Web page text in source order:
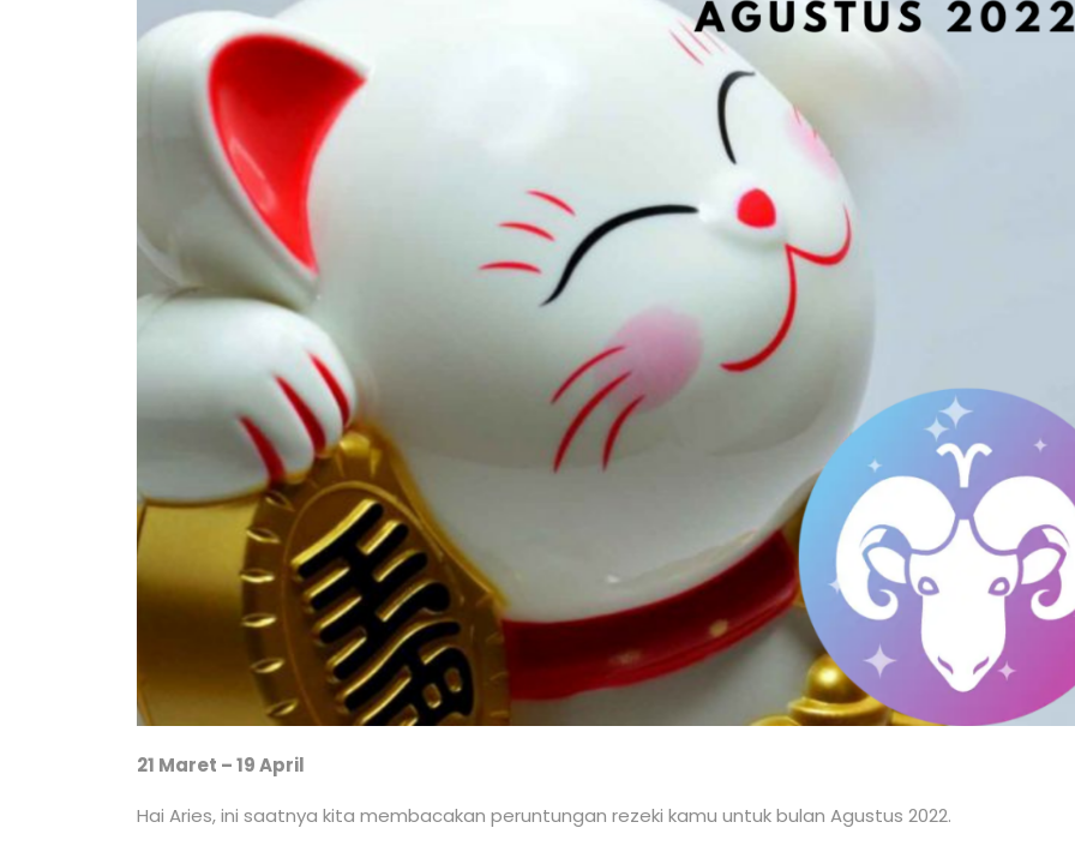
21 Maret – 19 April
Hai Aries, ini saatnya kita membacakan peruntungan rezeki kamu untuk bulan Agustus 2022.